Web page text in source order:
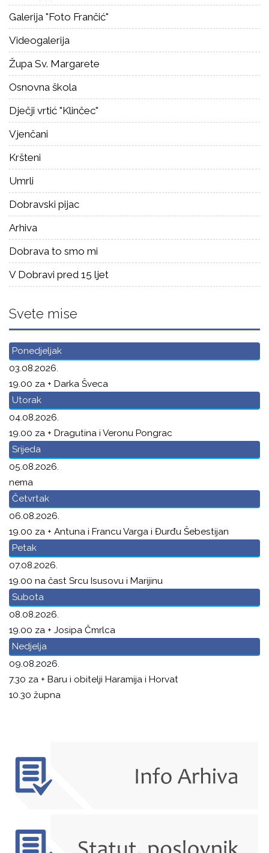
Galerija "Foto Frančić"
Videogalerija
Župa Sv. Margarete
Osnovna škola
Dječji vrtić "Klinčec"
Vjenčani
Kršteni
Umrli
Dobravski pijac
Arhiva
Dobrava to smo mi
V Dobravi pred 15 ljet
Svete mise
Ponedjeljak
03.08.2026.
19.00 za + Darka Šveca
Utorak
04.08.2026.
19.00 za + Dragutina i Veronu Pongrac
Srijeda
05.08.2026.
nema
Četvrtak
06.08.2026.
19.00 za + Antuna i Francu Varga i Đurđu Šebestijan
Petak
07.08.2026.
19.00 na čast Srcu Isusovu i Marijinu
Subota
08.08.2026.
19.00 za + Josipa Čmrlca
Nedjelja
09.08.2026.
7.30 za + Baru i obitelji Haramija i Horvat
10.30 župna